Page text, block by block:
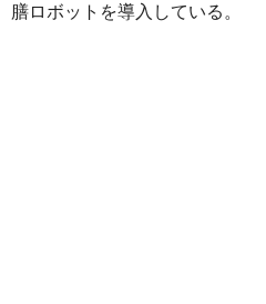
膳ロボットを導入している。